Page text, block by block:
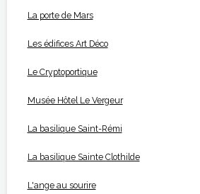
La porte de Mars
Les édifices Art Déco
Le Cryptoportique
Musée Hôtel Le Vergeur
La basilique Saint-Rémi
La basilique Sainte Clothilde
L'ange au sourire